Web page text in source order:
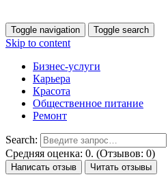
Toggle navigation Toggle search
Skip to content
Бизнес-услуги
Карьера
Красота
Общественное питание
Ремонт
Search:
Средняя оценка: 0. (Отзывов: 0)
Написать отзыв Читать отзывы